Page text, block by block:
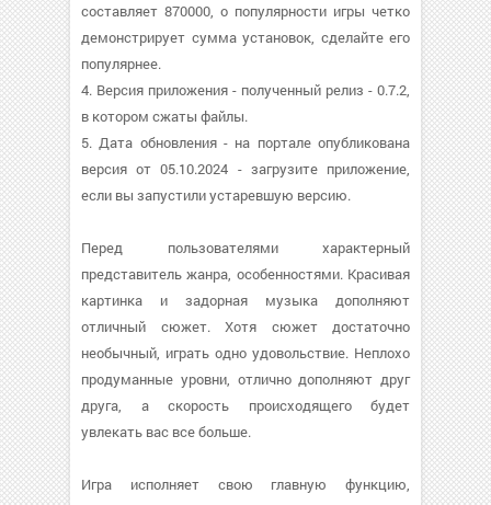
составляет 870000, о популярности игры четко
демонстрирует сумма установок, сделайте его
популярнее.
4. Версия приложения - полученный релиз - 0.7.2,
в котором сжаты файлы.
5. Дата обновления - на портале опубликована
версия от 05.10.2024 - загрузите приложение,
если вы запустили устаревшую версию.
Перед пользователями характерный
представитель жанра, особенностями. Красивая
картинка и задорная музыка дополняют
отличный сюжет. Хотя сюжет достаточно
необычный, играть одно удовольствие. Неплохо
продуманные уровни, отлично дополняют друг
друга, а скорость происходящего будет
увлекать вас все больше.
Игра исполняет свою главную функцию,